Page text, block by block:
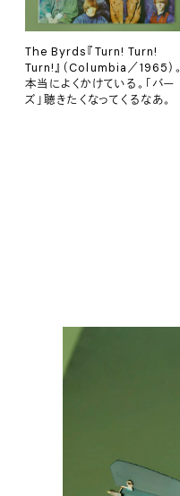
The Byrds『Turn! Turn!
Turn!』（Columbia／1965）。
本当によくかけている。「バー
ズ」聴きたくなってくるなあ。